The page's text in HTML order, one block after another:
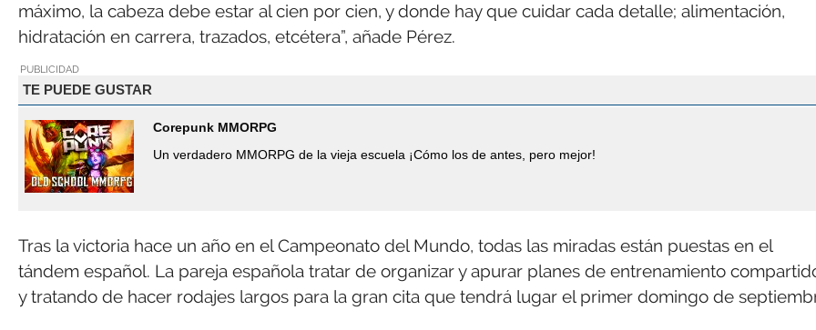
máximo, la cabeza debe estar al cien por cien, y donde hay que cuidar cada detalle; alimentación,
hidratación en carrera, trazados, etcétera”, añade Pérez.
PUBLICIDAD
TE PUEDE GUSTAR
Corepunk MMORPG
Un verdadero MMORPG de la vieja escuela ¡Cómo los de antes, pero mejor!
Tras la victoria hace un año en el Campeonato del Mundo, todas las miradas están puestas en el
tándem español. La pareja española tratar de organizar y apurar planes de entrenamiento
y tratando de hacer rodajes largos para la gran cita que tendrá lugar el primer domingo de